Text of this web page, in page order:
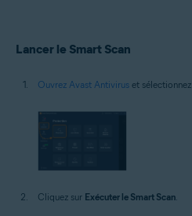
Lancer le Smart Scan
Ouvrez Avast Antivirus et sélectionnez
Cliquez sur Exécuter le Smart Scan.